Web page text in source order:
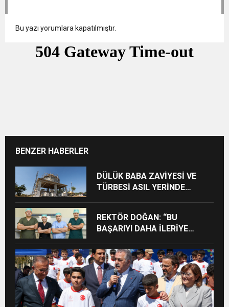
Bu yazı yorumlara kapatılmıştır.
BENZER HABERLER
DÜLÜK BABA ZAVİYESİ VE
TÜRBESİ ASIL YERİNDE
REKTÖR DOĞAN: “BU
BAŞARIYI DAHA İLERİYE